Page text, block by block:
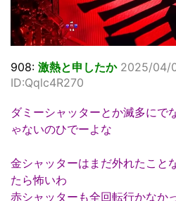
908: 激熱と申したか 2025/04/
ID:Qqlc4R270
ダミーシャッターとか滅多にで
ゃないのひでーよな
金シャッターはまだ外れたこと
たら怖いわ
赤シャッターも全回転行かなか